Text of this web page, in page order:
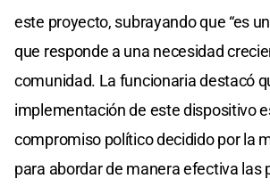
este proyecto, subrayando que “es
que responde a una necesidad
comunidad. La funcionaria destacó
implementación de este dispositivo
compromiso político decidido por la
para abordar de manera efectiva las